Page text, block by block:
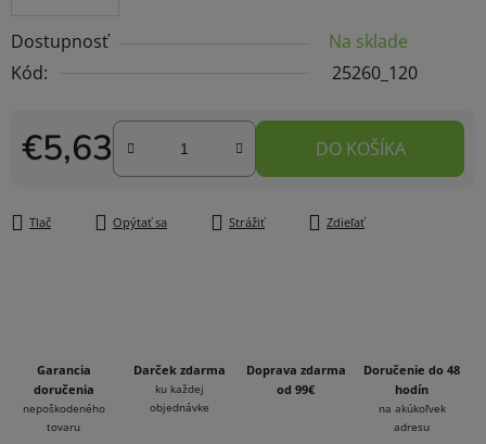
Dostupnosť
Na sklade
Kód:
25260_120
€5,63
Jednotková cena:
DO KOŠÍKA
Tlač Opýtať sa Strážiť Zdieľať
Garancia
doručenia
nepoškodeného
tovaru
Darček zdarma
ku každej
objednávke
Doprava zdarma
od 99€
Doručenie do 48
hodín
na akúkoľvek
adresu